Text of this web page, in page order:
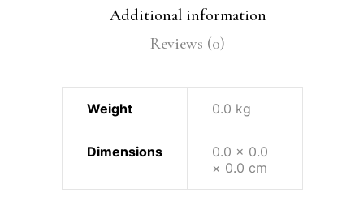
Additional information
Reviews (0)
Weight 0.0 kg
Dimensions
0.0 × 0.0
× 0.0 cm